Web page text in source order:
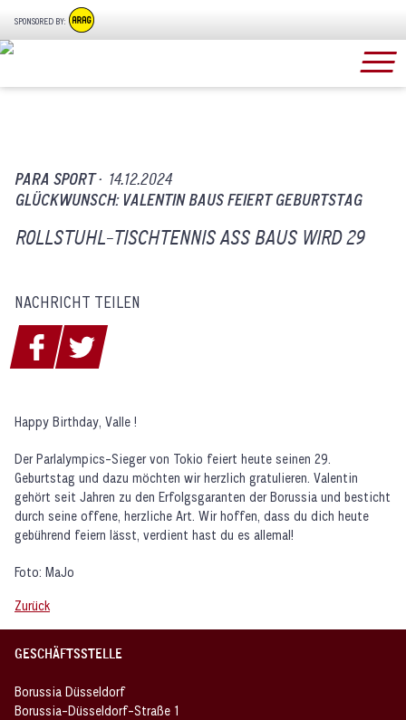
SPONSORED BY:
PARA SPORT · 14.12.2024
GLÜCKWUNSCH: VALENTIN BAUS FEIERT GEBURTSTAG
ROLLSTUHL-TISCHTENNIS ASS BAUS WIRD 29
NACHRICHT TEILEN
Happy Birthday, Valle !
Der Parlalympics-Sieger von Tokio feiert heute seinen 29.
Geburtstag und dazu möchten wir herzlich gratulieren. Valentin
gehört seit Jahren zu den Erfolgsgaranten der Borussia und besticht
durch seine offene, herzliche Art. Wir hoffen, dass du dich heute
gebührend feiern lässt, verdient hast du es allemal!
Foto: MaJo
Zurück
GESCHÄFTSSTELLE
Borussia Düsseldorf
Borussia-Düsseldorf-Straße 1